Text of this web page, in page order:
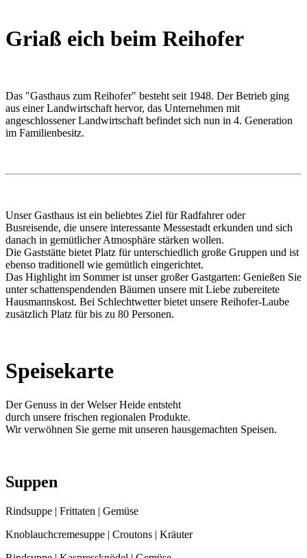
Griaß eich beim Reihofer
Das "Gasthaus zum Reihofer" besteht seit 1948. Der Betrieb ging
aus einer Landwirtschaft hervor, das Unternehmen mit
angeschlossener Landwirtschaft befindet sich nun in 4. Generation
im Familienbesitz.
Unser Gasthaus ist ein beliebtes Ziel für Radfahrer oder
Busreisende, die unsere interessante Messestadt erkunden und sich
danach in gemütlicher Atmosphäre stärken wollen.
Die Gaststätte bietet Platz für unterschiedlich große Gruppen und ist
ebenso traditionell wie gemütlich eingerichtet.
Das Highlight im Sommer ist unser großer Gastgarten: Genießen Sie
unter schattenspendenden Bäumen unsere mit Liebe zubereitete
Hausmannskost. Bei Schlechtwetter bietet unsere Reihofer-Laube
zusätzlich Platz für bis zu 80 Personen.
Speisekarte
Der Genuss in der Welser Heide entsteht
durch unsere frischen regionalen Produkte.
Wir verwöhnen Sie gerne mit unseren hausgemachten Speisen.
Suppen
Rindsuppe | Frittaten | Gemüse
Knoblauchcremesuppe | Croutons | Kräuter